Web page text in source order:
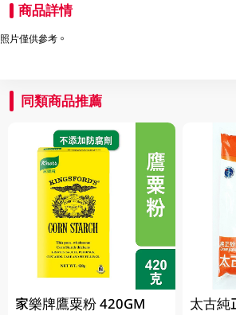
商品詳情
照片僅供參考。
同類商品推薦
家樂牌鷹粟粉 420GM 太古純